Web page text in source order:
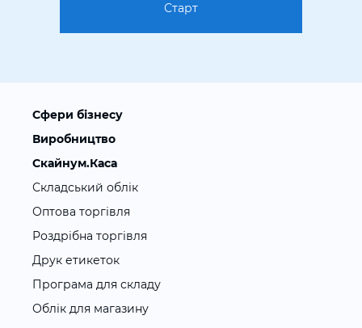
Старт
Сфери бізнесу
Виробництво
Скайнум.Каса
Складський облік
Оптова торгівля
Роздрібна торгівля
Друк етикеток
Програма для складу
Облік для магазину